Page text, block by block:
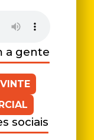
a gente
sociais